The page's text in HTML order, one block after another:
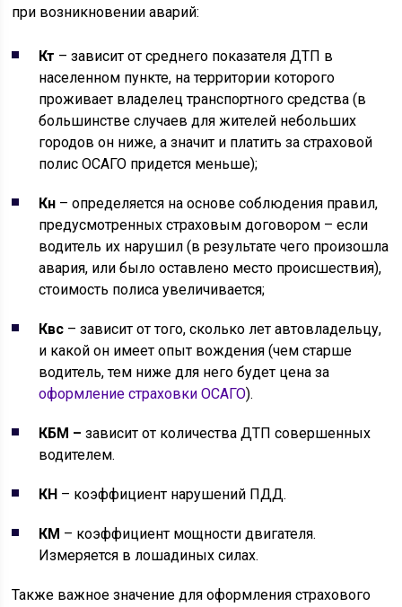
при возникновении аварий:
Кт – зависит от среднего показателя ДТП в
населенном пункте, на территории которого
проживает владелец транспортного средства (в
большинстве случаев для жителей небольших
городов он ниже, а значит и платить за страховой
полис ОСАГО придется меньше);
Кн – определяется на основе соблюдения правил,
предусмотренных страховым договором – если
водитель их нарушил (в результате чего произошла
авария, или было оставлено место происшествия),
стоимость полиса увеличивается;
Квс – зависит от того, сколько лет автовладельцу,
и какой он имеет опыт вождения (чем старше
водитель, тем ниже для него будет цена за
оформление страховки ОСАГО).
КБМ –зависит от количества ДТП совершенных
водителем.
КН – коэффициент нарушений ПДД.
КМ – коэффициент мощности двигателя.
Измеряется в лошадиных силах.
Также важное значение для оформления страхового